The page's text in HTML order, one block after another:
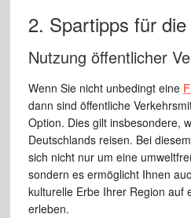
2. Spartipps für
Nutzung öffentlicher
Wenn Sie nicht unbedingt eine
dann sind öffentliche
Option. Dies gilt insbesondere,
Deutschlands reisen. Bei
sich nicht nur um eine
sondern es ermöglicht Ihnen
kulturelle Erbe Ihrer Region auf
erleben.